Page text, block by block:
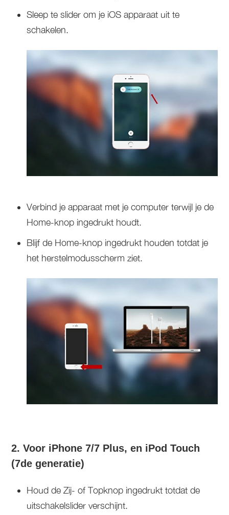
Sleep te slider om je iOS apparaat uit te
schakelen.
Verbind je apparaat met je computer terwijl je de
Home-knop ingedrukt houdt.
Blijf de Home-knop ingedrukt houden totdat je
het herstelmodusscherm ziet.
2. Voor iPhone 7/7 Plus, en iPod Touch
(7de generatie)
Houd de Zij- of Topknop ingedrukt totdat de
uitschakelslider verschijnt.